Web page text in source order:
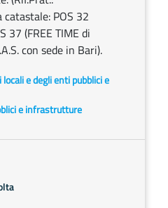
catastale: POS 32
37 (FREE TIME di
con sede in Bari).
e degli enti pubblici e
e infrastrutture